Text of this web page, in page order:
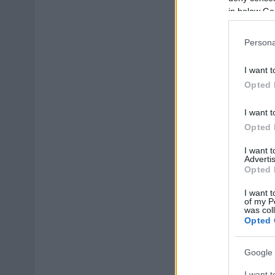
in below
I want
Opted
I want
Opted
I want
Opted
I want
of my
was
Opted
Google